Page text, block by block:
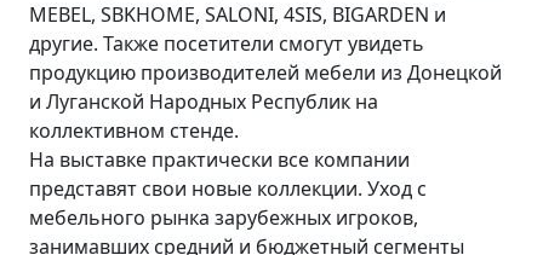
MEBEL, SBKHOME, SALONI, 4SIS, BIGARDEN и
другие. Также посетители смогут увидеть
продукцию производителей мебели из Донецкой
и Луганской Народных Республик на
коллективном стенде.
На выставке практически все компании
представят свои новые коллекции. Уход с
мебельного рынка зарубежных игроков,
занимавших средний и бюджетный сегменты